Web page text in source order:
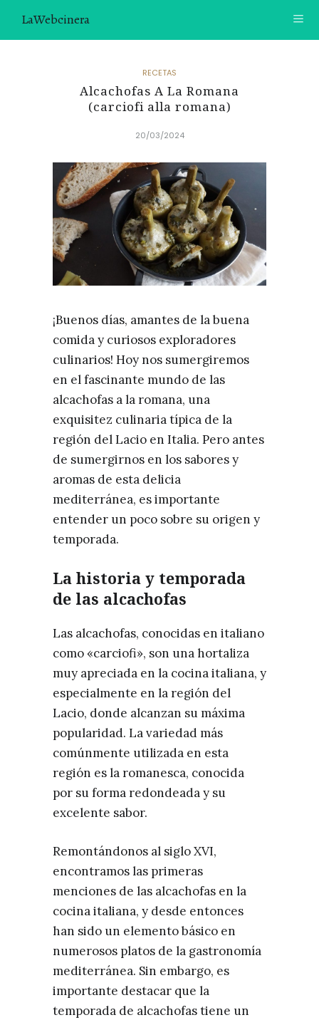
LaWebcinera
VIDEORECETAS
SOBRE MÍ
¿TE GUSTARÍA UNIRTE A NUESTRA AVENTURA GASTRON
ÓMICA?
ÚNETE A LA NEWSLETTER
RECOMENDACIONES
RECETAS
Alcachofas A La Romana
(carciofi alla romana)
20/03/2024
¡Buenos días, amantes de la buena
comida y curiosos exploradores
culinarios! Hoy nos sumergiremos
en el fascinante mundo de las
alcachofas a la romana, una
exquisitez culinaria típica de la
región del Lacio en Italia. Pero antes
de sumergirnos en los sabores y
aromas de esta delicia
mediterránea, es importante
entender un poco sobre su origen y
temporada.
La historia y temporada
de las alcachofas
Las alcachofas, conocidas en italiano
como «carciofi», son una hortaliza
muy apreciada en la cocina italiana, y
especialmente en la región del
Lacio, donde alcanzan su máxima
popularidad. La variedad más
comúnmente utilizada en esta
región es la romanesca, conocida
por su forma redondeada y su
excelente sabor.
Remontándonos al siglo XVI,
encontramos las primeras
menciones de las alcachofas en la
cocina italiana, y desde entonces
han sido un elemento básico en
numerosos platos de la gastronomía
mediterránea. Sin embargo, es
importante destacar que la
temporada de alcachofas tiene un